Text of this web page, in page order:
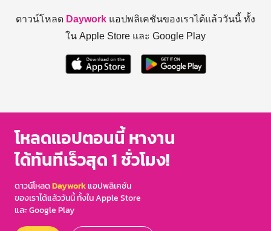
ดาวน์โหลด Daywork แอปพลิเคชันของเราได้แล้ววันนี้ ทั้ง
ใน Apple Store และ Google Play
โหลดแอปตอนนี้ หางาน
ได้ทันทีเร็วสุด 1 ชั่วโมง!
ดาวน์โหลดDayworkแอปพลิเคชัน
ของเราได้แล้ววันนี้ ทั้งใน Apple Store
และ Google Play